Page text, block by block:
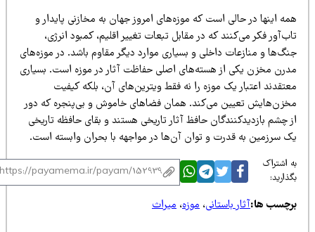
اینها در حالی است که موزه‌های امروز جهان به مخازنی پایدار و
فکر می‌کنند که در مقابل تبعات تغییر اقلیم، کمبود انرژی،
و منازعات داخلی و بسیاری موارد دیگر مقاوم باشد. در موزه‌های
مخزن یکی از هسته‌های اصلی حفاظت آثار در موزه است. بسیاری
اعتبار یک موزه را نه فقط ویترین‌های آن، بلکه کیفیت
تعیین می‌کند. همان فضاهای خاموش و بی‌پنجره که دور
چشم بازدیدکنندگان حافظ آثار تاریخی هستند و بقای حافظه تاریخی
سرزمین به قدرت و توان آن‌ها در مواجهه با بحران وابسته است.
اشتراک
ها:آثار باستانی،موزه،میراث